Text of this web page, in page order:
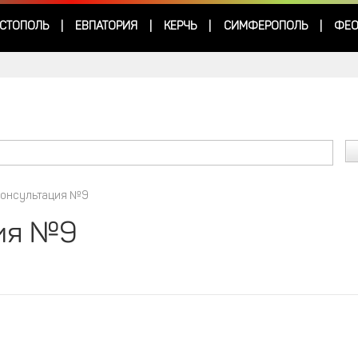
ЕВПАТОРИЯ КЕРЧЬ СИМФЕРОПОЛЬ
№9
№9